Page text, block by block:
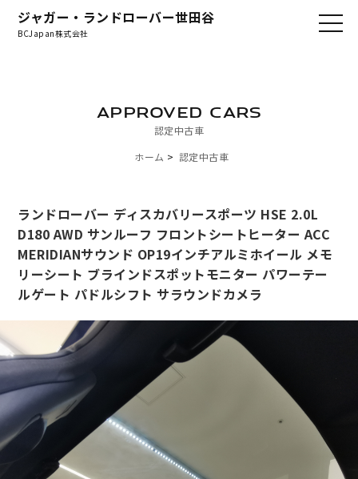
ジャガー・ランドローバー世田谷
BCJapan株式会社
認定中古車
APPROVED CARS
ホーム 認定中古車
ランドローバー ディスカバリースポーツ HSE 2.0L
D180 AWD サンルーフ フロントシートヒーター ACC
MERIDIANサウンド OP19インチアルミホイール メモ
リーシート ブラインドスポットモニター パワーテー
ルゲート パドルシフト サラウンドカメラ